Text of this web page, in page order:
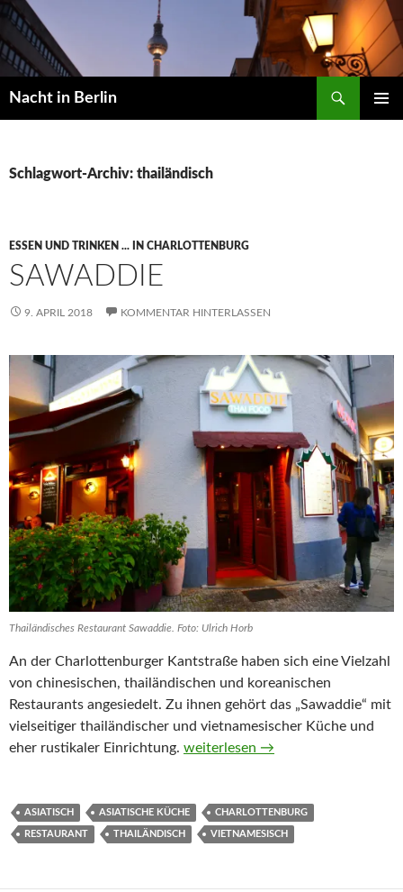
Zum
Inhalt
springen
Nacht in Berlin
Schlagwort-Archiv: thailändisch
ESSEN UND TRINKEN ... IN CHARLOTTENBURG
SAWADDIE
9. APRIL 2018 KOMMENTAR HINTERLASSEN
Thailändisches Restaurant Sawaddie. Foto: Ulrich Horb
An der Charlottenburger Kantstraße haben sich eine Vielzahl
von chinesischen, thailändischen und koreanischen
Restaurants angesiedelt. Zu ihnen gehört das „Sawaddie“ mit
vielseitiger thailändischer und vietnamesischer Küche und
eher rustikaler Einrichtung. Sawaddie
weiterlesen →
ASIATISCH ASIATISCHE KÜCHE CHARLOTTENBURG
RESTAURANT THAILÄNDISCH VIETNAMESISCH